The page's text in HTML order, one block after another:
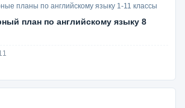
планы по английскому языку 1-11 классы
план по английскому языку 8